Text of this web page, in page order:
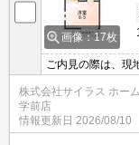
画像：17枚
ご内見の際は、現
です♪初期費用の
能ですのでご安心
株式会社サイラス ホー
学前店
情報更新日 2026/08/10